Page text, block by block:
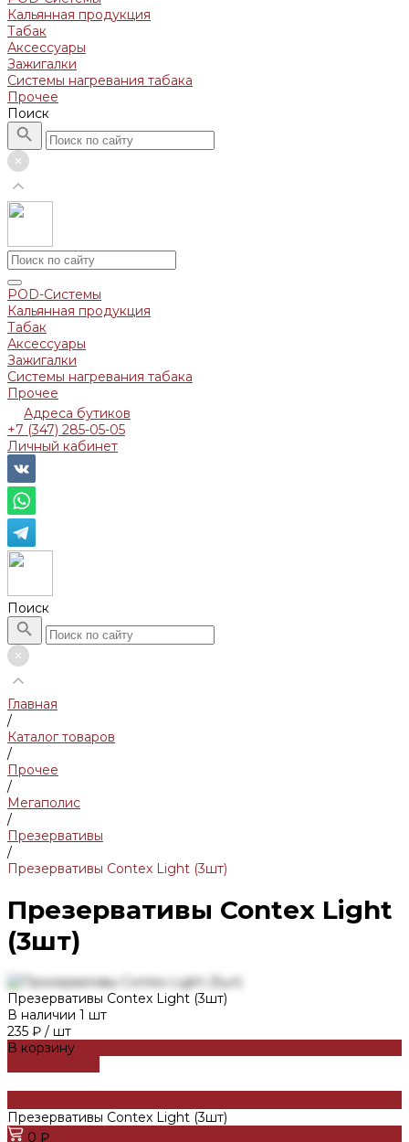
Кальянная продукция
Табак
Аксессуары
Зажигалки
Системы нагревания табака
Прочее
Поиск
POD-Системы
Кальянная продукция
Табак
Аксессуары
Зажигалки
Системы нагревания табака
Прочее
Адреса бутиков
+7 (347) 285-05-05
Личный кабинет
Поиск
Главная
/
Каталог товаров
/
Прочее
/
Мегаполис
/
Презервативы
/
Презервативы Contex Light (3шт)
Презервативы Contex Light
(3шт)
Презервативы Contex Light (3шт)
В наличии 1 шт
235 ₽ / шт
В корзину
Презервативы Contex Light (3шт)
0 ₽